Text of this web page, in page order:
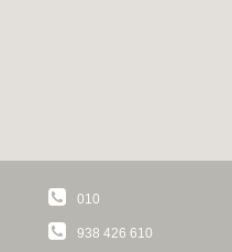
010
938 426 610